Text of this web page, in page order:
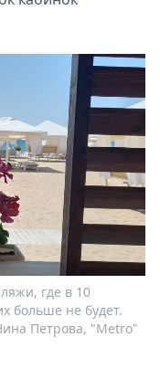
где в 10
больше не будет.
Петрова, "Metro"